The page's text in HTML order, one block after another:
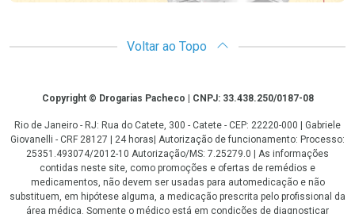
Voltar ao Topo
CopyrightCopyright © Drogarias Pacheco | CNPJ: 33.438.250/0187-08
Rio de Janeiro - RJ: Rua do Catete, 300 - Catete - CEP: 22220-000 | Gabriele
Giovanelli - CRF 28127 | 24 horas| Autorização de funcionamento: Processo:
25351.493074/2012-10 Autorização/MS: 7.25279.0 | As informações
contidas neste site, como promoções e ofertas de remédios e
medicamentos, não devem ser usadas para automedicação e não
substituem, em hipótese alguma, a medicação prescrita pelo profissional da
área médica. Somente o médico está em condições de diagnosticar